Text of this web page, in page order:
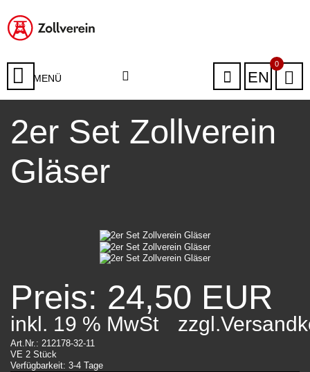
MENÜ EN
0
2er Set Zollverein
Gläser
Preis: 24,50 EUR
inkl. 19 % MwSt
Art.Nr.: 212178-32-11
VE 2 Stück
Verfügbarkeit: 3-4 Tage